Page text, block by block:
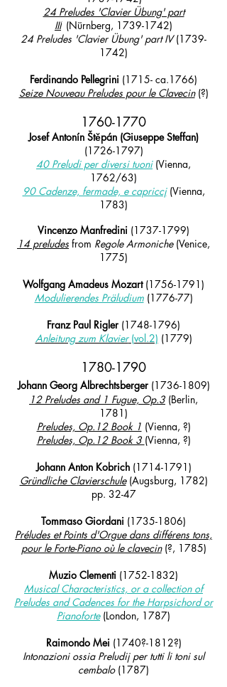
24 Preludes 'Clavier Übung' part
IIII (Nürnberg, 1739-1742)
24 Preludes 'Clavier Übung' part IV (1739-
1742)
Ferdinando Pellegrini (1715- ca.1766)
Seize Nouveau Preludes pour le Clavecin(?)
1760-1770
Josef Antonín Štěpán (Giuseppe Steffan)
(1726-1797)
40 Preludi per diversi tuoni (Vienna,
1762/63)
90 Cadenze, fermade, e capriccj (Vienna,
1783)
Vincenzo Manfredini (1737-1799)
14 preludes from Regole Armoniche (Venice,
1775)
Wolfgang Amadeus Mozart (1756-1791)
Modulierendes Präludium (1776-77)
Franz Paul Rigler (1748-1796)
Anleitung zum Klavier(vol.2) (1779)
1780-1790
Johann Georg Albrechtsberger (1736-1809)
12 Preludes and 1 Fugue, Op.3 (Berlin,
1781)
Preludes, Op.12 Book 1 (Vienna, ?)
Preludes, Op.12 Book 3 (Vienna, ?)
Johann Anton Kobrich (1714-1791)
Gründliche Clavierschule(Augsburg, 1782)
pp. 32-47
Tommaso Giordani (1735-1806)
Préludes et Points d'Orgue dans différens tons,
pour le Forte-Piano où le clavecin(?, 1785)
Muzio Clementi (1752-1832)
Musical Characteristics, or a collection of
Preludes and Cadences for the Harpsichord or
Pianoforte(London, 1787)
Raimondo Mei (1740?-1812?)
Intonazioni ossia Preludij per tutti li toni sul
cembalo (1787)